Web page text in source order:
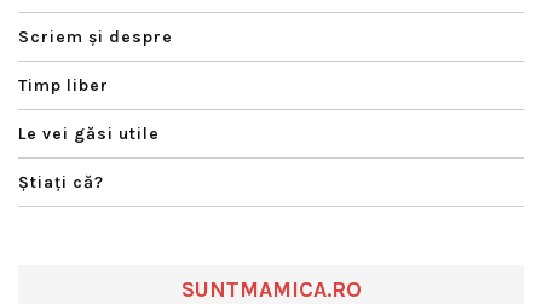
Scriem şi despre
Timp liber
Le vei găsi utile
Ştiaţi că?
SUNTMAMICA.RO